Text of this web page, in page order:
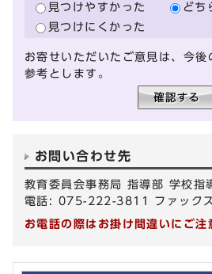
見つけやすかった
どち
見つけにくかった
お寄せいただいたご意見は、今後
参考とします。
お問い合わせ先
教育委員会事務局 指導部 学校指
電話: 075-222-3811 ファック
お電話の際はお掛け間違いにご注